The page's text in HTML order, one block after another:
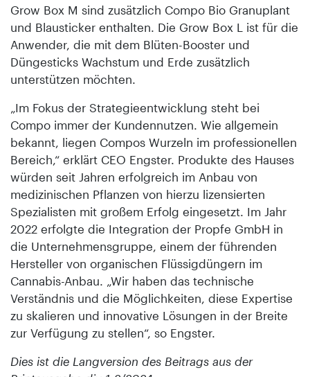
Grow Box M sind zusätzlich Compo Bio Granuplant
und Blausticker enthalten. Die Grow Box L ist für die
Anwender, die mit dem Blüten-Booster und
Düngesticks Wachstum und Erde zusätzlich
unterstützen möchten.
„Im Fokus der Strategieentwicklung steht bei
Compo immer der Kundennutzen. Wie allgemein
bekannt, liegen Compos Wurzeln im professionellen
Bereich,“ erklärt CEO Engster. Produkte des Hauses
würden seit Jahren erfolgreich im Anbau von
medizinischen Pflanzen von hierzu lizensierten
Spezialisten mit großem Erfolg eingesetzt. Im Jahr
2022 erfolgte die Integration der Propfe GmbH in
die Unternehmensgruppe, einem der führenden
Hersteller von organischen Flüssigdüngern im
Cannabis-Anbau. „Wir haben das technische
Verständnis und die Möglichkeiten, diese Expertise
zu skalieren und innovative Lösungen in der Breite
zur Verfügung zu stellen“, so Engster.
Dies ist die Langversion des Beitrags aus der